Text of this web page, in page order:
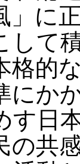
」に
して
格的
にか
す日
の共